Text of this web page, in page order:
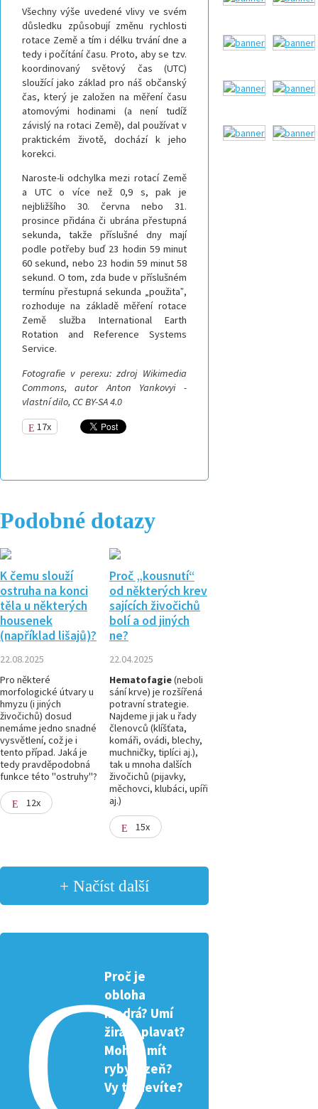
Všechny výše uvedené vlivy ve svém
důsledku způsobují změnu rychlosti
rotace Země a tím i délku trvání dne a
tedy i počítání času. Proto, aby se tzv.
koordinovaný světový čas (UTC)
sloužící jako základ pro náš občanský
čas, který je založen na měření času
atomovými hodinami (a není tudíž
závislý na rotaci Země), dal používat v
praktickém životě, dochází k jeho
korekci.
Naroste-li odchylka mezi rotací Země
a UTC o více než 0,9 s, pak je
nejbližšího 30. června nebo 31.
prosince přidána či ubrána přestupná
sekunda, takže příslušné dny mají
podle potřeby buď 23 hodin 59 minut
60 sekund, nebo 23 hodin 59 minut 58
sekund. O tom, zda bude v příslušném
termínu přestupná sekunda „použitaˮ,
rozhoduje na základě měření rotace
Země služba International Earth
Rotation and Reference Systems
Service.
Fotografie v perexu: zdroj Wikimedia
Commons, autor Anton Yankovyi -
vlastní dilo, CC BY-SA 4.0
17x
Podobné dotazy
K čemu slouží
ostruha na konci
těla u některých
housenek
(například lišajů)?
22.08.2025
Pro některé
morfologické útvary u
hmyzu (i jiných
živočichů) dosud
nemáme jedno snadné
vysvětlení, což je i
tento případ. Jaká je
tedy pravděpodobná
funkce této "ostruhy"?
12x
Proč „kousnutí“
od některých krev
sajících živočichů
bolí a od jiných
ne?
22.04.2025
Hematofagie(neboli
sání krve) je rozšířená
potravní strategie.
Najdeme ji jak u řady
členovců (klíšťata,
komáři, ovádi, blechy,
muchničky, tiplíci aj.),
tak u mnoha dalších
živočichů (pijavky,
měchovci, klubáci, upíři
aj.)
15x
+ Načíst další
Proč je
obloha
modrá? Umí
žirafa plavat?
Mohou mít
ryby žízeň?
Vy to nevíte?